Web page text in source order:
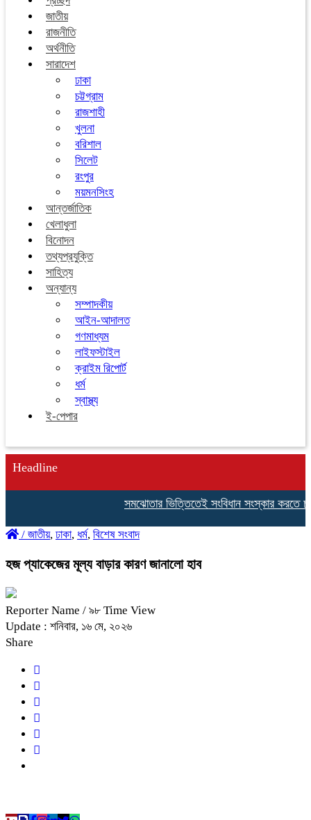
জাতীয়
রাজনীতি
অর্থনীতি
সারাদেশ
ঢাকা
চট্টগ্রাম
রাজশাহী
খুলনা
বরিশাল
সিলেট
রংপুর
ময়মনসিংহ
আন্তর্জাতিক
খেলাধুলা
বিনোদন
তথ্যপ্রযুক্তি
সাহিত্য
অন্যান্য
সম্পাদকীয়
আইন-আদালত
গণমাধ্যম
লাইফস্টাইল
ক্রাইম রিপোর্ট
ধর্ম
স্বাস্থ্য
ই-পেপার
Headline
সমঝোতার ভিত্তিতেই সংবিধান সংস্কার করতে চাই:
/ জাতীয়, ঢাকা, ধর্ম, বিশেষ সংবাদ
হজ প্যাকেজের মূল্য বাড়ার কারণ জানালো হাব
Reporter Name / ৯৮ Time View
Update : শনিবার, ১৬ মে, ২০২৬
Share